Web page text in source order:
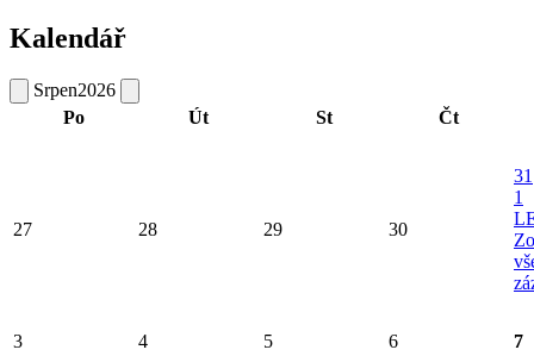
Kalendář
Srpen2026
Po
Út St Čt
27 28 29 30
31
1
3 4 5 6
7